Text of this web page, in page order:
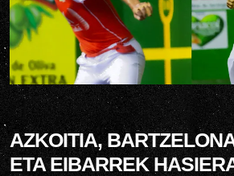
AZKOITIA,
ETA EIBARREK